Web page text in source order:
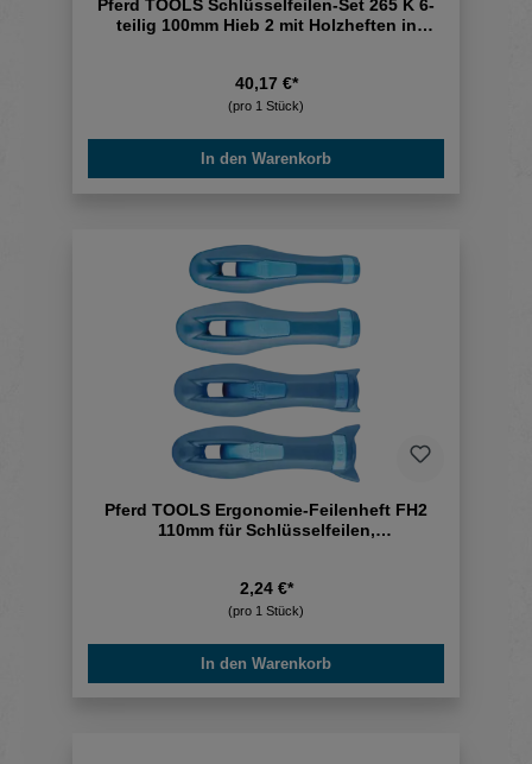
Pferd TOOLS Schlüsselfeilen-Set 265 K 6-
teilig 100mm Hieb 2 mit Holzheften in
40,17 €*
(pro 1 Stück)
In den Warenkorb
Pferd TOOLS Ergonomie-Feilenheft FH2
110mm für Schlüsselfeilen,
2,24 €*
(pro 1 Stück)
In den Warenkorb